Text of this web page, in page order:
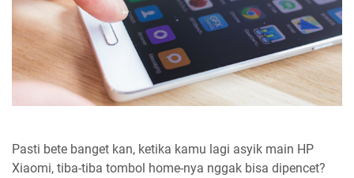
Pasti bete banget kan, ketika kamu lagi asyik main HP
Xiaomi, tiba-tiba tombol home-nya nggak bisa dipencet?